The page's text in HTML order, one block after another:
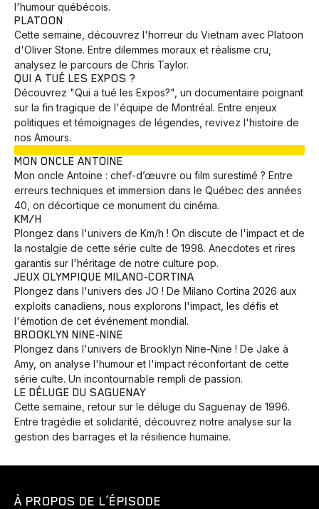
Animaux Avenir Bingo Communauté Culture
l'humour québécois.
PLATOON
Cette semaine, découvrez l'horreur du Vietnam avec Platoon
d'Oliver Stone. Entre dilemmes moraux et réalisme cru,
analysez le parcours de Chris Taylor.
QUI A TUÉ LES EXPOS ?
Découvrez "Qui a tué les Expos?", un documentaire poignant
sur la fin tragique de l'équipe de Montréal. Entre enjeux
politiques et témoignages de légendes, revivez l'histoire de
nos Amours.
MON ONCLE ANTOINE
Mon oncle Antoine : chef-d’œuvre ou film surestimé ? Entre
erreurs techniques et immersion dans le Québec des années
40, on décortique ce monument du cinéma.
KM/H
Plongez dans l'univers de Km/h ! On discute de l'impact et de
la nostalgie de cette série culte de 1998. Anecdotes et rires
garantis sur l'héritage de notre culture pop.
JEUX OLYMPIQUE MILANO-CORTINA
Plongez dans l'univers des JO ! De Milano Cortina 2026 aux
exploits canadiens, nous explorons l'impact, les défis et
l'émotion de cet événement mondial.
BROOKLYN NINE-NINE
Plongez dans l'univers de Brooklyn Nine-Nine ! De Jake à
Amy, on analyse l'humour et l'impact réconfortant de cette
série culte. Un incontournable rempli de passion.
LE DÉLUGE DU SAGUENAY
Cette semaine, retour sur le déluge du Saguenay de 1996.
Entre tragédie et solidarité, découvrez notre analyse sur la
gestion des barrages et la résilience humaine.
À PROPOS DE L’ÉPISODE